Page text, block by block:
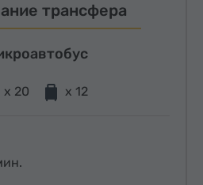
трансфера
x 20 x 12